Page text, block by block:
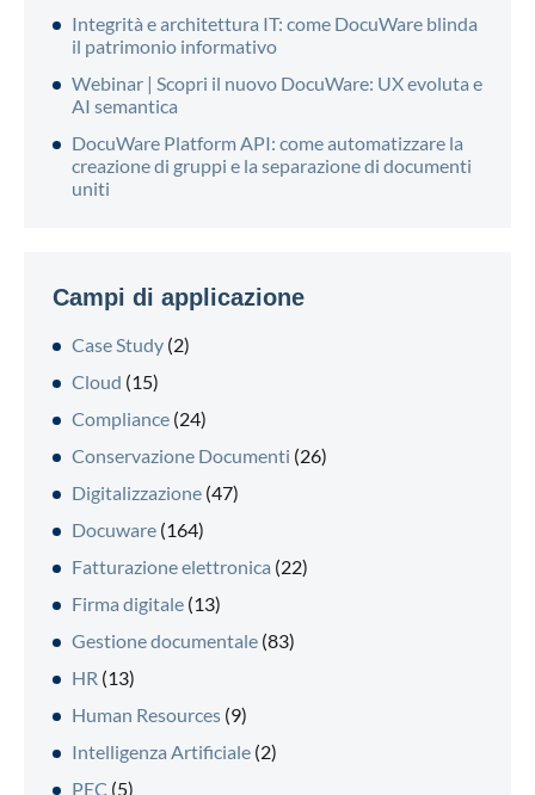
Integrità e architettura IT: come DocuWare blinda
il patrimonio informativo
Webinar | Scopri il nuovo DocuWare: UX evoluta e
AI semantica
DocuWare Platform API: come automatizzare la
creazione di gruppi e la separazione di documenti
uniti
Campi di applicazione
Case Study (2)
Cloud (15)
Compliance (24)
Conservazione Documenti (26)
Digitalizzazione (47)
Docuware (164)
Fatturazione elettronica (22)
Firma digitale (13)
Gestione documentale (83)
HR (13)
Human Resources (9)
Intelligenza Artificiale (2)
PEC (5)